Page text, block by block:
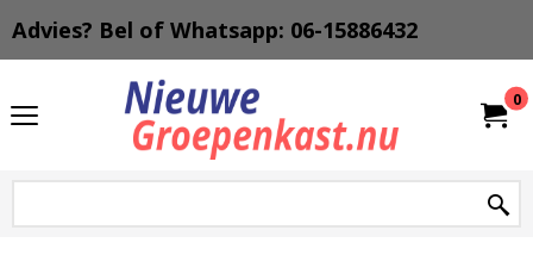
Advies? Bel of Whatsapp: 06-15886432
0